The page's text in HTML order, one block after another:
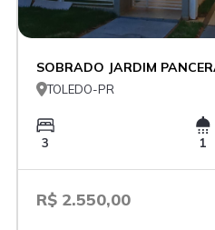
SOBRADO JARDIM
TOLEDO-PR
3 1
R$ 2.550,00